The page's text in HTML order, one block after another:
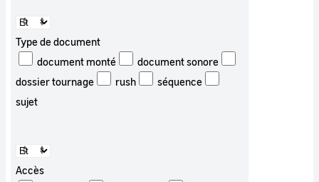
Type de document
document monté
document sonore
dossier tournage
rush
séquence
sujet
Accès